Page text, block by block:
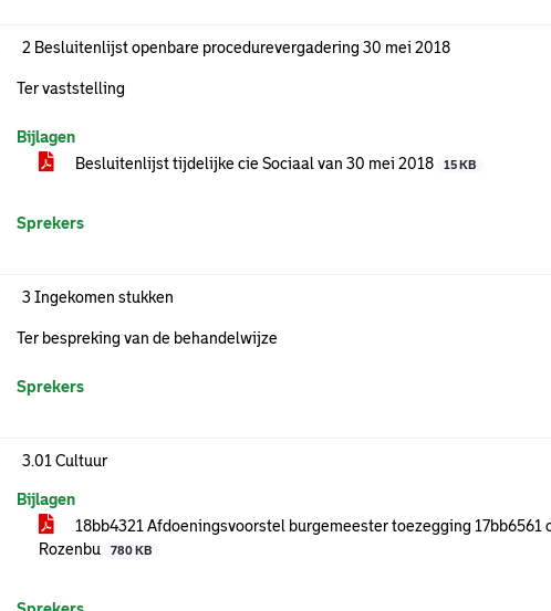
2 Besluitenlijst openbare procedurevergadering 30 mei 2018
Ter vaststelling
Bijlagen
Besluitenlijst tijdelijke cie Sociaal van 30 mei 2018
15 KB
Sprekers
3 Ingekomen stukken
Ter bespreking van de behandelwijze
Sprekers
3.01 Cultuur
Bijlagen
18bb4321 Afdoeningsvoorstel burgemeester toezegging
Rozenbu
780 KB